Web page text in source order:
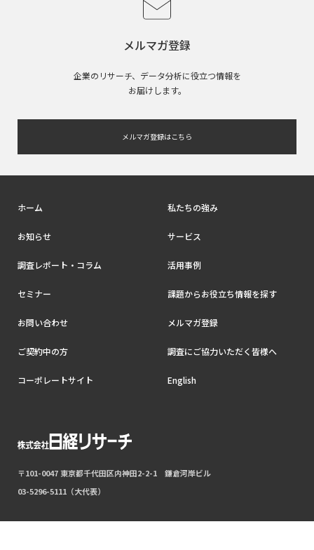
メルマガ登録
企業のリサーチ、データ分析に役立つ情報を
お届けします。
メルマガ登録はこちら
ホーム 私たちの強み
お知らせ サービス
調査レポート・コラム 活用事例
セミナー 課題からお役立ち情報を探す
お問い合わせ メルマガ登録
ご契約中の方 調査にご協力いただく皆様へ
コーポレートサイト English
〒101-0047 東京都千代田区内神田2-2-1 鎌倉河岸ビル
03-5296-5111（大代表）